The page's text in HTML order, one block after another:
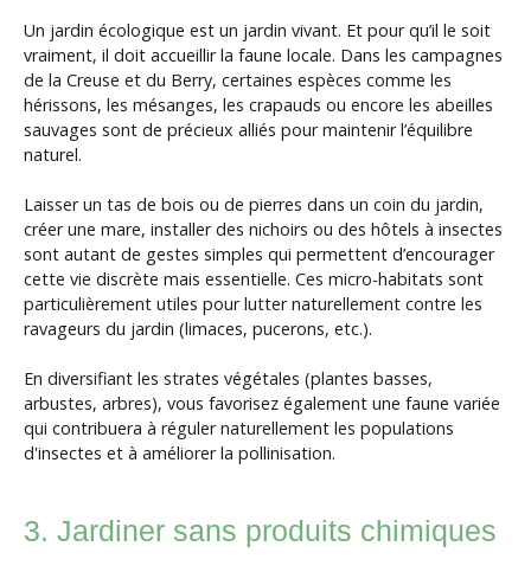
Un jardin écologique est un jardin vivant. Et pour qu’il le soit
vraiment, il doit accueillir la faune locale. Dans les campagnes
de la Creuse et du Berry, certaines espèces comme les
hérissons, les mésanges, les crapauds ou encore les abeilles
sauvages sont de précieux alliés pour maintenir l’équilibre
naturel.
Laisser un tas de bois ou de pierres dans un coin du jardin,
créer une mare, installer des nichoirs ou des hôtels à insectes
sont autant de gestes simples qui permettent d’encourager
cette vie discrète mais essentielle. Ces micro-habitats sont
particulièrement utiles pour lutter naturellement contre les
ravageurs du jardin (limaces, pucerons, etc.).
En diversifiant les strates végétales (plantes basses,
arbustes, arbres), vous favorisez également une faune variée
qui contribuera à réguler naturellement les populations
d'insectes et à améliorer la pollinisation.
3. Jardiner sans produits chimiques